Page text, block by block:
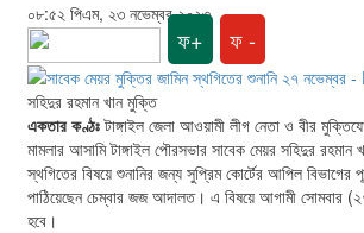
০৮:৫২ পিএম, ২৩ নভেম্বর ২০২৩
ফ+ ফ -
সহিদুর রহমান খান মুক্তি
একতার কণ্ঠঃটাঙ্গাইল জেলা আওয়ামী লীগ নেতা ও বীর
মামলার আসামি টাঙ্গাইল পৌরসভার সাবেক মেয়র সহিদুর রহমান
স্থগিতের বিষয়ে শুনানির জন্য সুপ্রিম কোর্টের আপিল বিভাগের
পাঠিয়েছেন চেম্বার জজ আদালত। এ বিষয়ে আগামী সোমবার
হবে।